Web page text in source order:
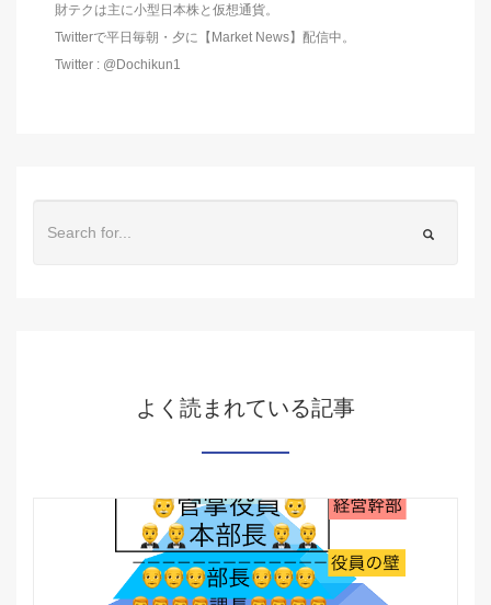
財テクは主に小型日本株と仮想通貨。
Twitterで平日毎朝・夕に【Market News】配信中。
Twitter : @Dochikun1
よく読まれている記事